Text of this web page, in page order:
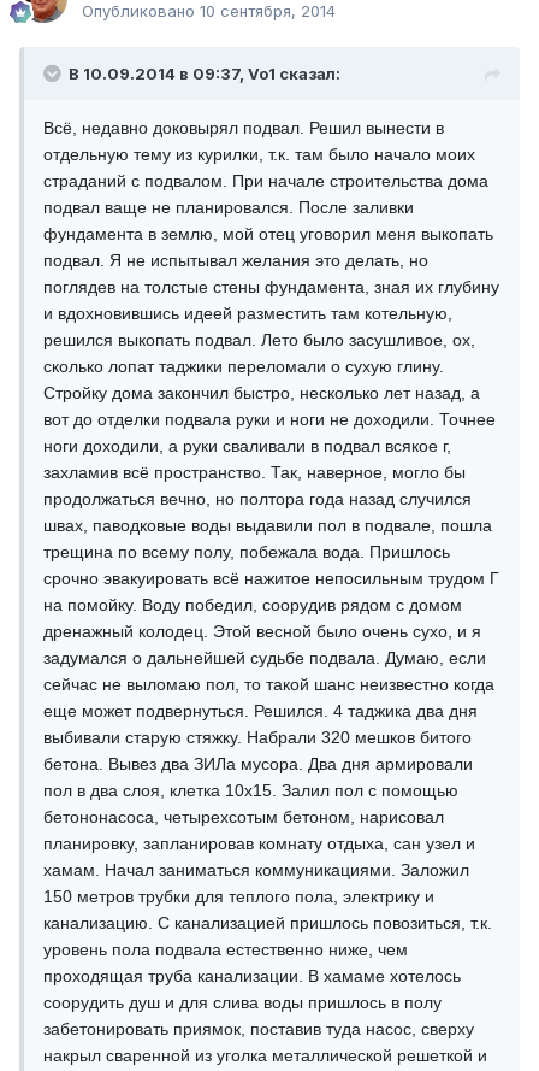
Опубликовано 10 сентября, 2014
В 10.09.2014 в 09:37, Vo1 сказал:
Всё, недавно доковырял подвал. Решил вынести в
отдельную тему из курилки, т.к. там было начало моих
страданий с подвалом. При начале строительства дома
подвал ваще не планировался. После заливки
фундамента в землю, мой отец уговорил меня выкопать
подвал. Я не испытывал желания это делать, но
поглядев на толстые стены фундамента, зная их глубину
и вдохновившись идеей разместить там котельную,
решился выкопать подвал. Лето было засушливое, ох,
сколько лопат таджики переломали о сухую глину.
Стройку дома закончил быстро, несколько лет назад, а
вот до отделки подвала руки и ноги не доходили. Точнее
ноги доходили, а руки сваливали в подвал всякое г,
захламив всё пространство. Так, наверное, могло бы
продолжаться вечно, но полтора года назад случился
швах, паводковые воды выдавили пол в подвале, пошла
трещина по всему полу, побежала вода. Пришлось
срочно эвакуировать всё нажитое непосильным трудом Г
на помойку. Воду победил, соорудив рядом с домом
дренажный колодец. Этой весной было очень сухо, и я
задумался о дальнейшей судьбе подвала. Думаю, если
сейчас не выломаю пол, то такой шанс неизвестно когда
еще может подвернуться. Решился. 4 таджика два дня
выбивали старую стяжку. Набрали 320 мешков битого
бетона. Вывез два ЗИЛа мусора. Два дня армировали
пол в два слоя, клетка 10х15. Залил пол с помощью
бетононасоса, четырехсотым бетоном, нарисовал
планировку, запланировав комнату отдыха, сан узел и
хамам. Начал заниматься коммуникациями. Заложил
150 метров трубки для теплого пола, электрику и
канализацию. С канализацией пришлось повозиться, т.к.
уровень пола подвала естественно ниже, чем
проходящая труба канализации. В хамаме хотелось
соорудить душ и для слива воды пришлось в полу
забетонировать приямок, поставив туда насос, сверху
накрыл сваренной из уголка металлической решеткой и